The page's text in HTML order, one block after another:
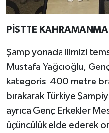
PİSTTE
Şampiyonada ilimizi
Mustafa Yağcıoğlu,
kategorisi 400 metre
bırakarak Türkiye
ayrıca Genç Erkekler
üçüncülük elde ederek